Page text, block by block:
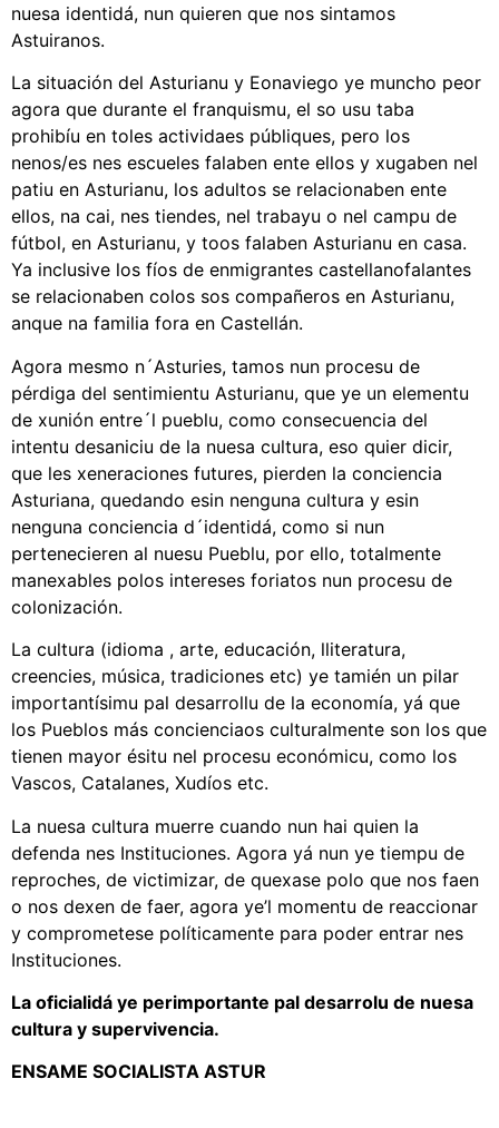
nuesa identidá, nun quieren que nos sintamos
Astuiranos.
La situación del Asturianu y Eonaviego ye muncho peor
agora que durante el franquismu, el so usu taba
prohibíu en toles actividaes públiques, pero los
nenos/es nes escueles falaben ente ellos y xugaben nel
patiu en Asturianu, los adultos se relacionaben ente
ellos, na cai, nes tiendes, nel trabayu o nel campu de
fútbol, en Asturianu, y toos falaben Asturianu en casa.
Ya inclusive los fíos de enmigrantes castellanofalantes
se relacionaben colos sos compañeros en Asturianu,
anque na familia fora en Castellán.
Agora mesmo n´Asturies, tamos nun procesu de
pérdiga del sentimientu Asturianu, que ye un elementu
de xunión entre´l pueblu, como consecuencia del
intentu desaniciu de la nuesa cultura, eso quier dicir,
que les xeneraciones futures, pierden la conciencia
Asturiana, quedando esin nenguna cultura y esin
nenguna conciencia d´identidá, como si nun
pertenecieren al nuesu Pueblu, por ello, totalmente
manexables polos intereses foriatos nun procesu de
colonización.
La cultura (idioma , arte, educación, lliteratura,
creencies, música, tradiciones etc) ye tamién un pilar
importantísimu pal desarrollu de la economía, yá que
los Pueblos más concienciaos culturalmente son los que
tienen mayor ésitu nel procesu económicu, como los
Vascos, Catalanes, Xudíos etc.
La nuesa cultura muerre cuando nun hai quien la
defenda nes Instituciones. Agora yá nun ye tiempu de
reproches, de victimizar, de quexase polo que nos faen
o nos dexen de faer, agora ye’l momentu de reaccionar
y comprometese políticamente para poder entrar nes
Instituciones.
La oficialidá ye perimportante pal desarrolu de nuesa
cultura y supervivencia.
ENSAME SOCIALISTA ASTUR